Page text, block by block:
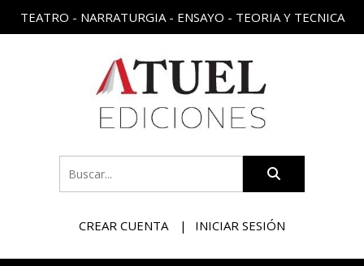
TEATRO - NARRATURGIA - ENSAYO - TEORIA Y TECNICA
CREAR CUENTA INICIAR SESIÓN